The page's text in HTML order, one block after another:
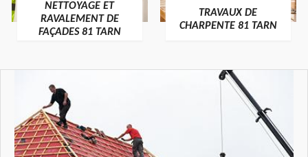
NETTOYAGE ET
RAVALEMENT DE
FAÇADES 81 TARN
TRAVAUX DE
CHARPENTE 81 TARN